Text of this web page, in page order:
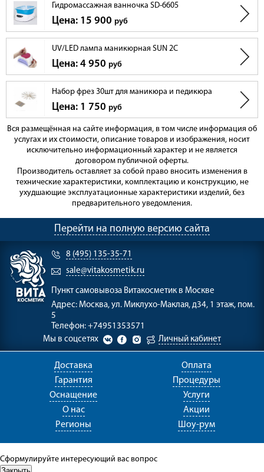
Гидромассажная ванночка SD-6605
Цена: 15 900 руб
UV/LED лампа маникюрная SUN 2C
Цена: 4 950 руб
Набор фрез 30шт для маникюра и педикюра
Цена: 1 750 руб
Вся размещённая на сайте информация, в том числе информация об
услугах и их стоимости, описание товаров и изображения, носит
исключительно информационный характер и не является
договором публичной оферты.
Производитель оставляет за собой право вносить изменения в
технические характеристики, комплектацию и конструкцию, не
ухудшающие эксплуатационные характеристики изделий, без
предварительного уведомления.
Перейти на полную версию сайта
8 (495) 135-35-71
sale@vitakosmetik.ru
Пункт самовывоза Витакосметик в Москве
Адрес: Москва, ул. Миклухо-Маклая, д34, 1 этаж, пом.
5
Телефон: +74951353571
Мы в соцсетях
Личный кабинет
Доставка
Оплата
Гарантия
Процедуры
Оснащение
Услуги
О нас
Акции
Регионы
Шоу-рум
Сформулируйте интересующий вас вопрос